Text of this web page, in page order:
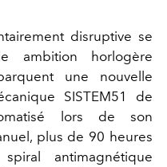
disruptive se
ambition horlogère
une nouvelle
SISTEM51 de
lors de son
plus de 90 heures
antimagnétique